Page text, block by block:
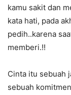
kamu sakit dan
kata hati, pada
pedih..karena
memberi.!!
Cinta itu sebuah
sebuah